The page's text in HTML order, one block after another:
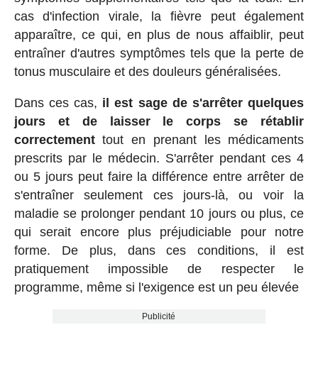
cas d'infection virale, la fièvre peut également
apparaître, ce qui, en plus de nous affaiblir, peut
entraîner d'autres symptômes tels que la perte de
tonus musculaire et des douleurs généralisées.
Dans ces cas, il est sage de s'arrêter quelques
jours et de laisser le corps se rétablir
correctementtout en prenant les médicaments
prescrits par le médecin. S'arrêter pendant ces 4
ou 5 jours peut faire la différence entre arrêter de
s'entraîner seulement ces jours-là, ou voir la
maladie se prolonger pendant 10 jours ou plus, ce
qui serait encore plus préjudiciable pour notre
forme. De plus, dans ces conditions, il est
pratiquement impossible de respecter le
programme, même si l'exigence est un peu élevée
Publicité